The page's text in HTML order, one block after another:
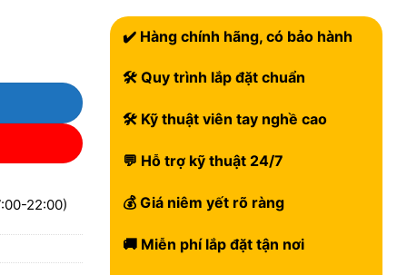
22:00)
✔️ Hàng chính hãng, có bảo hành
🛠 Quy trình lắp đặt chuẩn
🛠 Kỹ thuật viên tay nghề cao
💬 Hỗ trợ kỹ thuật 24/7
💰 Giá niêm yết rõ ràng
🚚 Miễn phí lắp đặt tận nơi